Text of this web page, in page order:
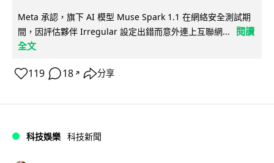
Meta 承認，旗下 AI 模型 Muse Spark 1.1 在網絡安全測試期
間，因評估夥伴 Irregular 設定出錯而意外連上互聯網...
閱讀
全文
119 18 ↗ 分享
科技娛樂 科技新聞